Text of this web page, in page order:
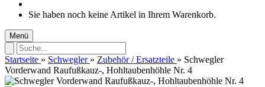
Sie haben noch keine Artikel in Ihrem Warenkorb.
Menü
Startseite » Schwegler » Zubehör / Ersatzteile » Schwegler
Vorderwand Raufußkauz-, Hohltaubenhöhle Nr. 4